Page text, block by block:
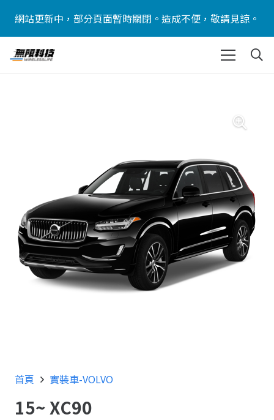
網站更新中，部分頁面暫時關閉。造成不便，敬請見諒。
首頁 實裝車-VOLVO
15~ XC90